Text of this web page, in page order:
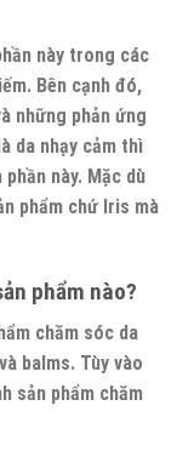
này trong các
Bên cạnh đó,
những phản ứng
da nhạy cảm thì
này. Mặc dù
phẩm chứ Iris mà
phẩm nào?
chăm sóc da
balms. Tùy vào
sản phẩm chăm